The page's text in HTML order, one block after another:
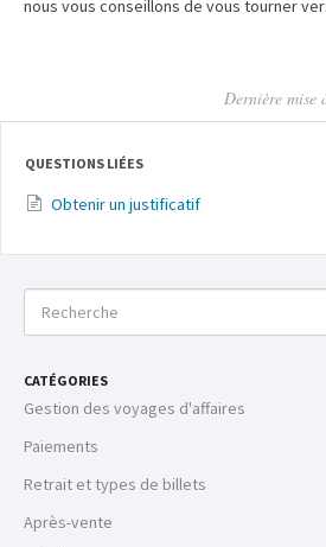
nous vous conseillons de vous tourner
Dernière mise
QUESTIONS LIÉES
Obtenir un justificatif
CATÉGORIES
Gestion des voyages d'affaires
Paiements
Retrait et types de billets
Après-vente